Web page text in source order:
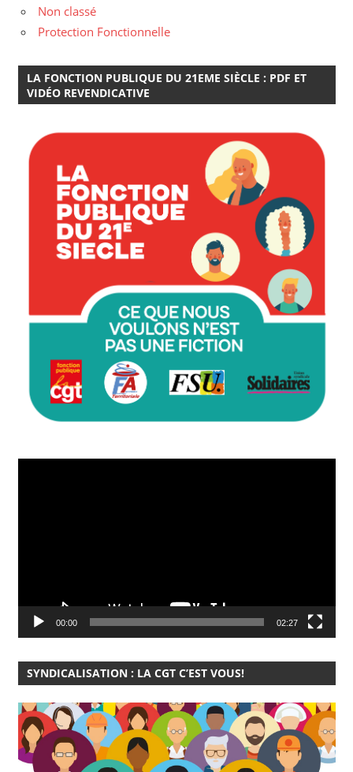
Non classé
Protection Fonctionnelle
LA FONCTION PUBLIQUE DU 21EME SIÈCLE : PDF ET
VIDÉO REVENDICATIVE
00:00 02:27
SYNDICALISATION : LA CGT C’EST VOUS!